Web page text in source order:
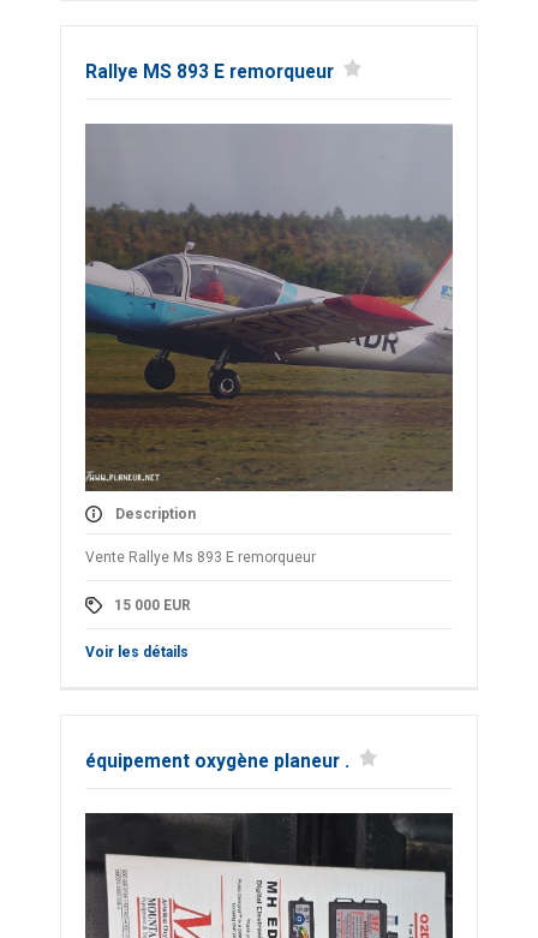
Rallye MS 893 E remorqueur
Description
Vente Rallye Ms 893 E remorqueur
15 000 EUR
Voir les détails
équipement oxygène planeur .